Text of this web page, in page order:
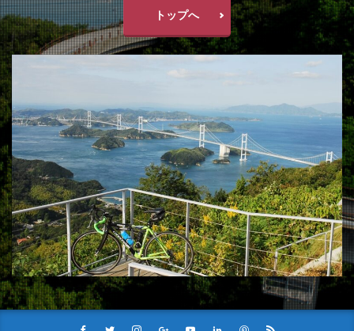
トップへ